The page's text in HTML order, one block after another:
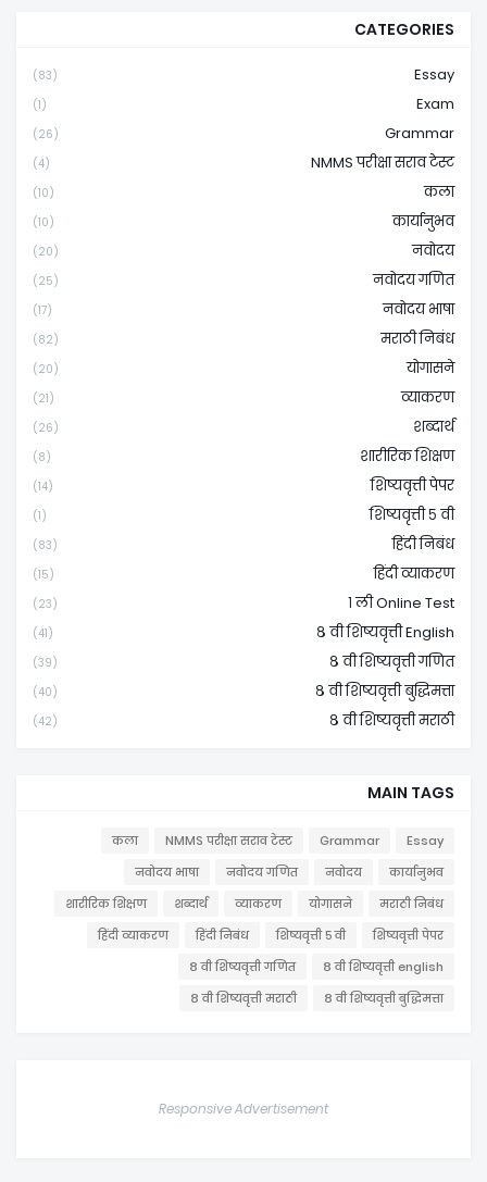
CATEGORIES
Essay
(83)
Exam
(1)
Grammar
(26)
NMMS परीक्षा सराव टेस्ट
(4)
कला
(10)
कार्यानुभव
(10)
नवोदय
(20)
नवोदय गणित
(25)
नवोदय भाषा
(17)
मराठी निबंध
(82)
योगासने
(20)
व्याकरण
(21)
शब्दार्थ
(26)
शारीरिक शिक्षण
(8)
शिष्यवृत्ती पेपर
(14)
शिष्यवृत्ती ५ वी
(1)
हिंदी निबंध
(83)
हिंदी व्याकरण
(15)
१ ली Online Test
(23)
८ वी शिष्यवृत्ती English
(41)
८ वी शिष्यवृत्ती गणित
(39)
८ वी शिष्यवृत्ती बुद्धिमत्ता
(40)
८ वी शिष्यवृत्ती मराठी
(42)
MAIN TAGS
Essay
Grammar
NMMS परीक्षा सराव टेस्ट
कला
कार्यानुभव
नवोदय
नवोदय गणित
नवोदय भाषा
मराठी निबंध
योगासने
व्याकरण
शब्दार्थ
शारीरिक शिक्षण
शिष्यवृत्ती पेपर
शिष्यवृत्ती ५ वी
हिंदी निबंध
हिंदी व्याकरण
८ वी शिष्यवृत्ती english
८ वी शिष्यवृत्ती गणित
८ वी शिष्यवृत्ती बुद्धिमत्ता
८ वी शिष्यवृत्ती मराठी
Responsive Advertisement